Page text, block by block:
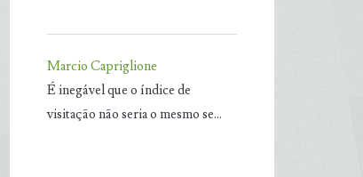
Marcio Capriglione
É inegável que o índice de
visitação não seria o mesmo se…